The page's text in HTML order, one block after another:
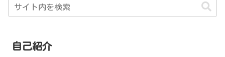
自己紹介